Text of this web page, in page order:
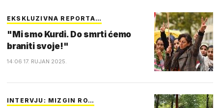
EKSKLUZIVNA REPORTA…
"Mi smo Kurdi. Do smrti ćemo
braniti svoje!"
14:06 17. RUJAN 2025.
INTERVJU: MIZGIN RO…